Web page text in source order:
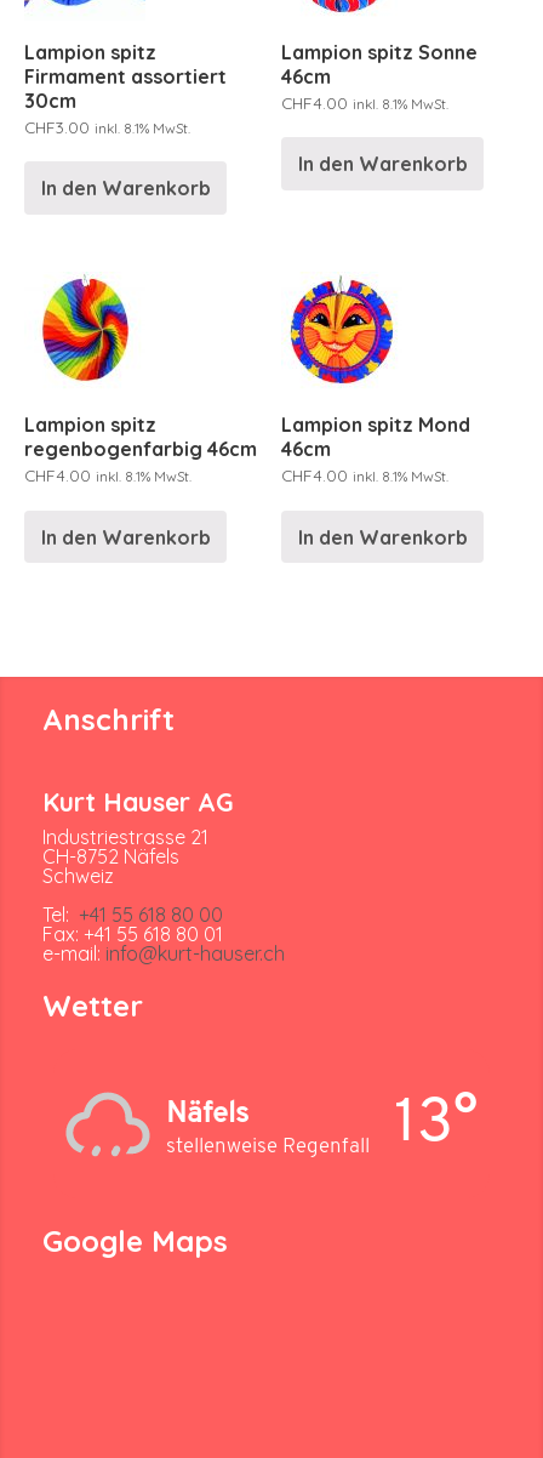
Lampion spitz
Firmament assortiert
30cm
CHF3.00 inkl. 8.1% MwSt.
In den Warenkorb
Lampion spitz Sonne
46cm
CHF4.00 inkl. 8.1% MwSt.
In den Warenkorb
Lampion spitz
regenbogenfarbig 46cm
CHF4.00 inkl. 8.1% MwSt.
In den Warenkorb
Lampion spitz Mond
46cm
CHF4.00 inkl. 8.1% MwSt.
In den Warenkorb
Anschrift
Kurt Hauser AG
Industriestrasse 21
CH-8752 Näfels
Schweiz
Tel: +41 55 618 80 00
Fax: +41 55 618 80 01
e-mail: info@kurt-hauser.ch
Wetter
Näfels
stellenweise Regenfall 13°
Google Maps